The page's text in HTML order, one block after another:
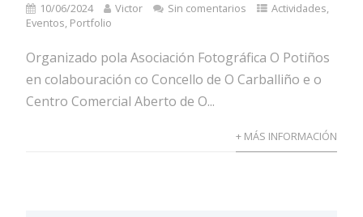
10/06/2024 Victor Sin comentarios Actividades,
Eventos, Portfolio
Organizado pola Asociación Fotográfica O Potiños
en colabouración co Concello de O Carballiño e o
Centro Comercial Aberto de O...
+ MÁS INFORMACIÓN